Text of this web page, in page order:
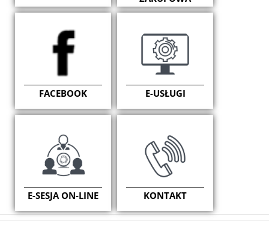
FACEBOOK E-USŁUGI
E-SESJA ON-LINE KONTAKT